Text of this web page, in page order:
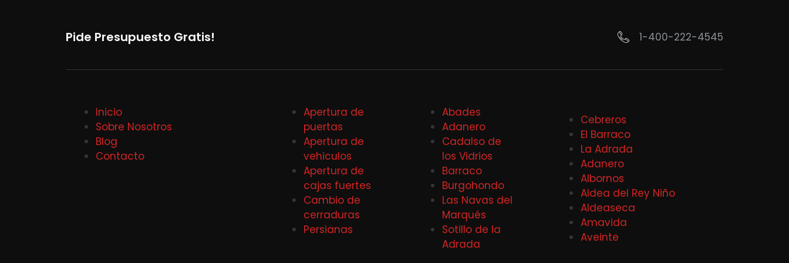
Pide Presupuesto Gratis! 1-400-222-4545
Inicio
Sobre Nosotros
Blog
Contacto
Apertura de
puertas
Apertura de
vehiculos
Apertura de
cajas fuertes
Cambio de
cerraduras
Persianas
Abades
Adanero
Cadalso de
los Vidrios
Barraco
Burgohondo
Las Navas del
Marqués
Sotillo de la
Adrada
Cebreros
El Barraco
La Adrada
Adanero
Albornos
Aldea del Rey Niño
Aldeaseca
Amavida
Aveinte